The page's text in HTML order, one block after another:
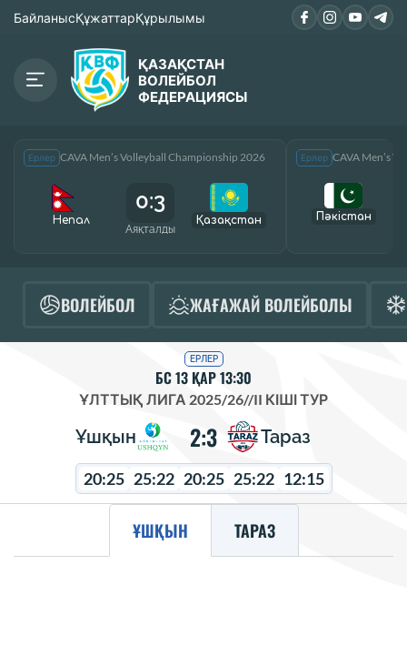
БайланысҚұжаттарҚұрылымы
ҚАЗАҚСТАН
ВОЛЕЙБОЛ
ФЕДЕРАЦИЯСЫ
Ерлер CAVA Men’s Volleyball Championship 2026
Непал
0:3
Аяқталды
Қазақcтан
Ерлер CAVA Men’s
Пәкістан
ВОЛЕЙБОЛ ЖАҒАЖАЙ ВОЛЕЙБОЛЫ
ЕРЛЕР
БС 13 ҚАР 13:30
ҰЛТТЫҚ ЛИГА 2025/26//II КІШІ ТУР
Ұшқын 2:3 Тараз
20:25 25:22 20:25 25:22 12:15
ҰШҚЫН ТАРАЗ